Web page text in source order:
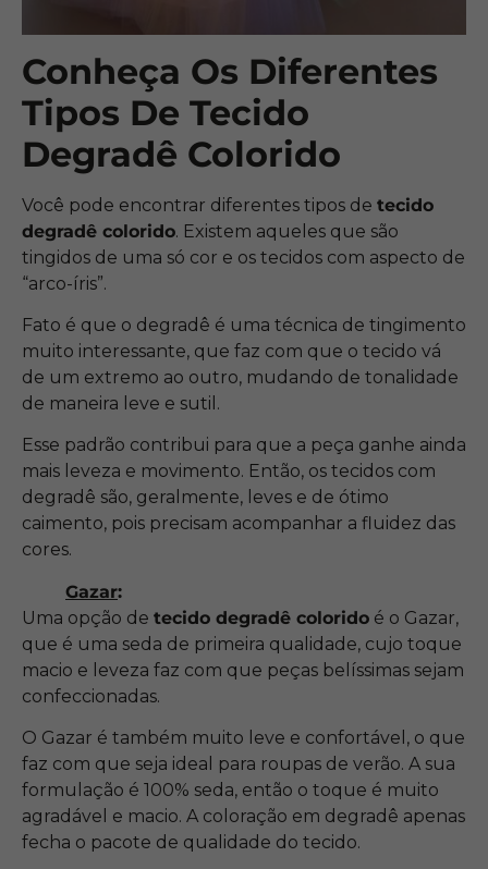
Conheça Os Diferentes
Tipos De Tecido
Degradê Colorido
Você pode encontrar diferentes tipos de tecido
degradê colorido. Existem aqueles que são
tingidos de uma só cor e os tecidos com aspecto de
“arco-íris”.
Fato é que o degradê é uma técnica de tingimento
muito interessante, que faz com que o tecido vá
de um extremo ao outro, mudando de tonalidade
de maneira leve e sutil.
Esse padrão contribui para que a peça ganhe ainda
mais leveza e movimento. Então, os tecidos com
degradê são, geralmente, leves e de ótimo
caimento, pois precisam acompanhar a fluidez das
cores.
Gazar:
Uma opção de tecido degradê colorido é o Gazar,
que é uma seda de primeira qualidade, cujo toque
macio e leveza faz com que peças belíssimas sejam
confeccionadas.
O Gazar é também muito leve e confortável, o que
faz com que seja ideal para roupas de verão. A sua
formulação é 100% seda, então o toque é muito
agradável e macio. A coloração em degradê apenas
fecha o pacote de qualidade do tecido.